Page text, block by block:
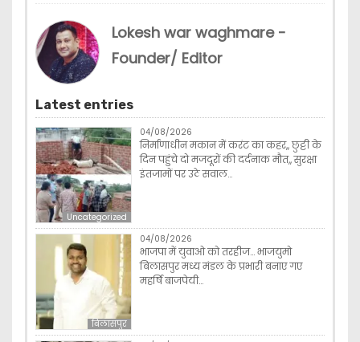
Lokesh war waghmare -
Founder/ Editor
Latest entries
Uncategorized
04/08/2026
निर्माणाधीन मकान में करंट का कहर,, छुट्टी के
दिन पहुंचे दो मजदूरों की दर्दनाक मौत,, सुरक्षा
इंतजामों पर उठे सवाल…
बिलासपुर
04/08/2026
भाजपा में युवाओ को तरहीज… भाजयुमो
बिलासपुर मध्य मंडल के प्रभारी बनाए गए
महर्षि बाजपेयी…